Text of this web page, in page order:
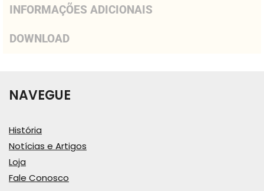
INFORMAÇÕES ADICIONAIS
DOWNLOAD
NAVEGUE
História
Notícias e Artigos
Loja
Fale Conosco